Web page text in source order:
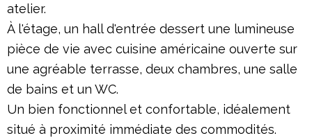
atelier.
À l'étage, un hall d'entrée dessert une lumineuse
pièce de vie avec cuisine américaine ouverte sur
une agréable terrasse, deux chambres, une salle
de bains et un WC.
Un bien fonctionnel et confortable, idéalement
situé à proximité immédiate des commodités.